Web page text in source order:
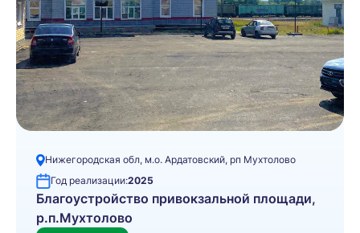
Нижегородская обл, м.о. Ардатовский, рп Мухтолово
Год реализации:2025
Благоустройство привокзальной площади,
р.п.Мухтолово